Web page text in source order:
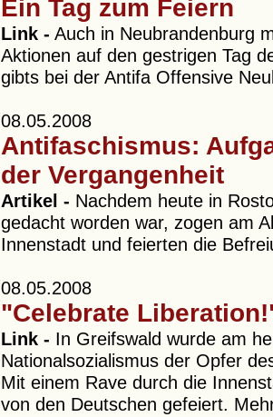
Ein Tag zum Feiern
Link - Auch in Neubrandenburg
Aktionen auf den gestrigen Tag
gibts bei der Antifa Offensive
08.05.2008
Antifaschismus:
der Vergangenheit
Artikel - Nachdem heute in
gedacht worden war, zogen am
Innenstadt und feierten die
08.05.2008
"Celebrate
Link - In Greifswald wurde am
Nationalsozialismus der Opfer
Mit einem Rave durch die
von den Deutschen gefeiert.